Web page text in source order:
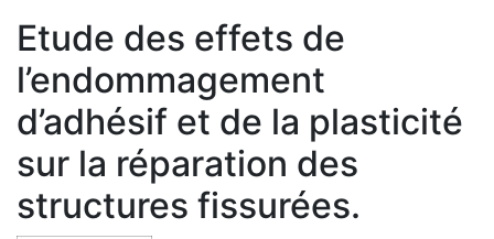
Etude des effets de
l’endommagement
d’adhésif et de la plasticité
sur la réparation des
structures fissurées.